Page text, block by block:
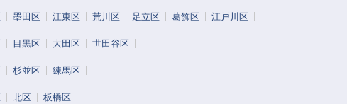
墨田区 江東区 荒川区 足立区 葛飾区 江戸川区
目黒区 大田区 世田谷区
杉並区 練馬区
北区 板橋区